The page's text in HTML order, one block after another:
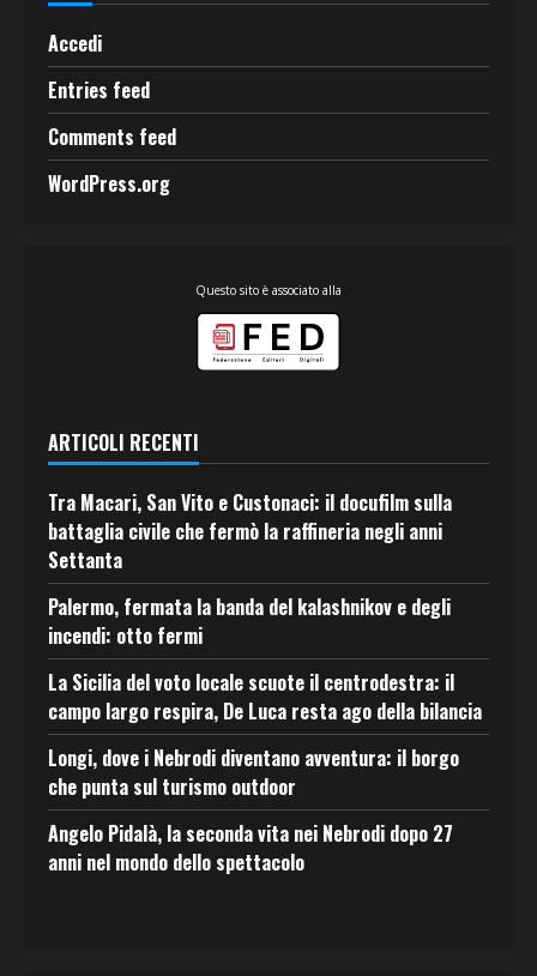
Accedi
Entries feed
Comments feed
WordPress.org
Questo sito è associato alla
ARTICOLI RECENTI
Tra Macari, San Vito e Custonaci: il docufilm sulla
battaglia civile che fermò la raffineria negli anni
Settanta
Palermo, fermata la banda del kalashnikov e degli
incendi: otto fermi
La Sicilia del voto locale scuote il centrodestra: il
campo largo respira, De Luca resta ago della bilancia
Longi, dove i Nebrodi diventano avventura: il borgo
che punta sul turismo outdoor
Angelo Pidalà, la seconda vita nei Nebrodi dopo 27
anni nel mondo dello spettacolo